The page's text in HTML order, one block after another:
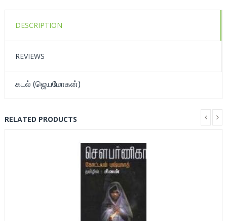
DESCRIPTION
REVIEWS
கடல் (ஜெயமோகன்)
RELATED PRODUCTS